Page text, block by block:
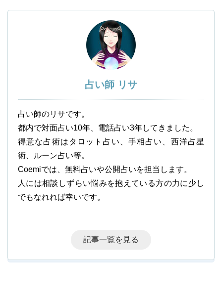
占い師 リサ
占い師のリサです。
都内で対面占い10年、電話占い3年してきました。
得意な占術はタロット占い、手相占い、西洋占星
術、ルーン占い等。
Coemiでは、無料占いや公開占いを担当します。
人には相談しずらい悩みを抱えている方の力に少し
でもなれれば幸いです。
記事一覧を見る